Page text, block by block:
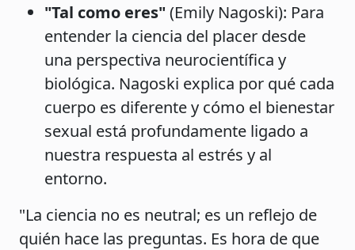
"Tal como eres" (Emily Nagoski): Para
entender la ciencia del placer desde
una perspectiva neurocientífica y
biológica. Nagoski explica por qué cada
cuerpo es diferente y cómo el bienestar
sexual está profundamente ligado a
nuestra respuesta al estrés y al
entorno.
"La ciencia no es neutral; es un reflejo de
quién hace las preguntas. Es hora de que